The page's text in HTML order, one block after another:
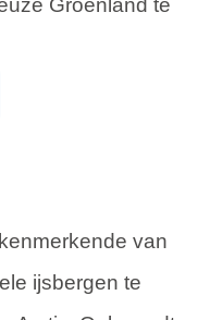
Groenland te
van
ijsbergen te